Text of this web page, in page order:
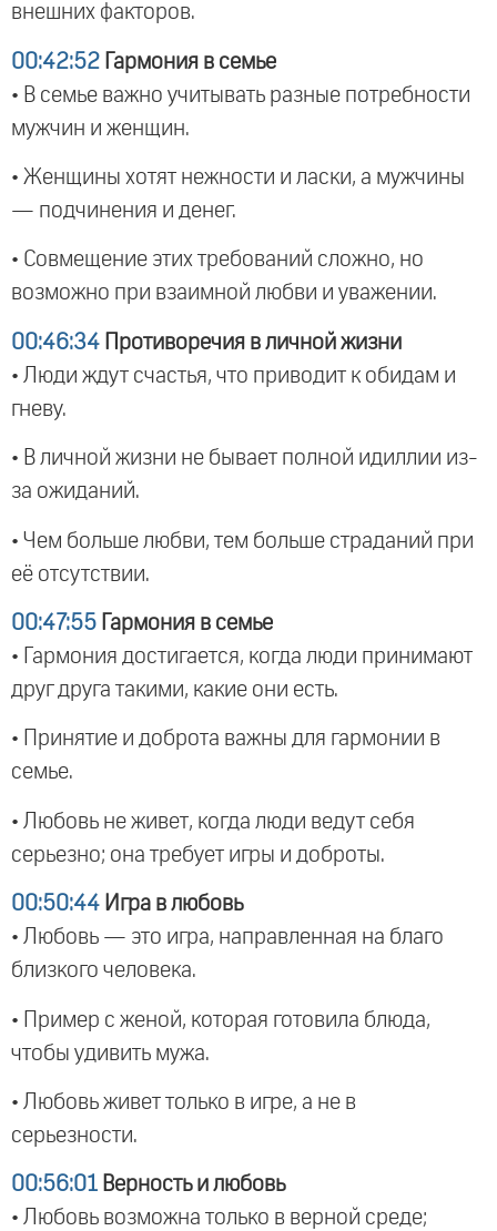
внешних факторов.
00:42:52 Гармония в семье
• В семье важно учитывать разные потребности
мужчин и женщин.
• Женщины хотят нежности и ласки, а мужчины
— подчинения и денег.
• Совмещение этих требований сложно, но
возможно при взаимной любви и уважении.
00:46:34 Противоречия в личной жизни
• Люди ждут счастья, что приводит к обидам и
гневу.
• В личной жизни не бывает полной идиллии из-
за ожиданий.
• Чем больше любви, тем больше страданий при
её отсутствии.
00:47:55 Гармония в семье
• Гармония достигается, когда люди принимают
друг друга такими, какие они есть.
• Принятие и доброта важны для гармонии в
семье.
• Любовь не живет, когда люди ведут себя
серьезно; она требует игры и доброты.
00:50:44 Игра в любовь
• Любовь — это игра, направленная на благо
близкого человека.
• Пример с женой, которая готовила блюда,
чтобы удивить мужа.
• Любовь живет только в игре, а не в
серьезности.
00:56:01 Верность и любовь
• Любовь возможна только в верной среде;